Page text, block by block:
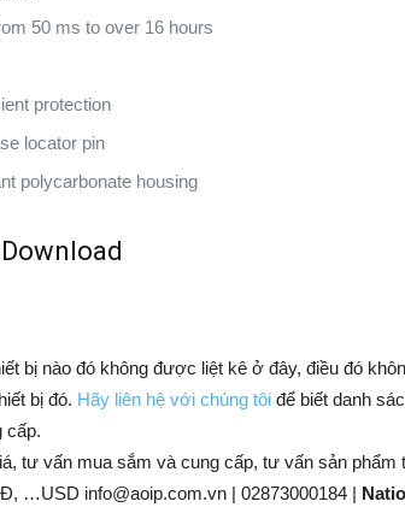
50 ms to over 16 hours
protection
locator pin
polycarbonate housing
bị nào đó không được liệt kê ở đây, điều đó
bị đó. Hãy liên hệ với chúng tôi để biết danh
cấp.
tư vấn mua sắm và cung cấp, tư vấn sản
…USD info@aoip.com.vn | 02873000184 |